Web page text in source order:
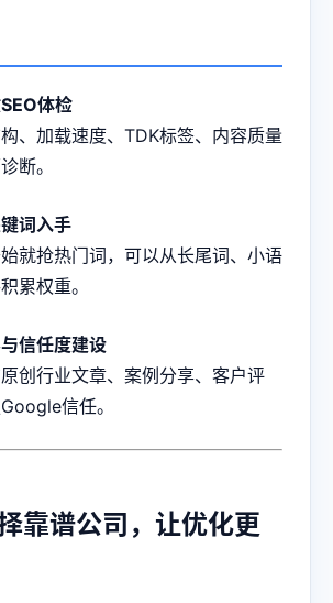
体检
、加载速度、TDK标签、内容质量
断。
词入手
就抢热门词，可以从长尾词、小语
累权重。
信任度建设
创行业文章、案例分享、客户评
信任。
靠谱公司，让优化更